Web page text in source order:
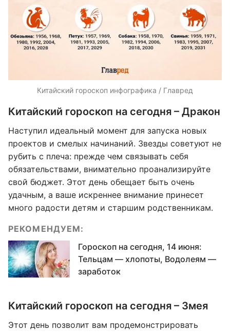
Китайский гороскоп инфографика / Главред
Китайский гороскоп на сегодня – Дракон
Наступил идеальный момент для запуска новых
проектов и смелых начинаний. Звезды советуют не
рубить с плеча: прежде чем связывать себя
обязательствами, внимательно проанализируйте
свой бюджет. Этот день обещает быть очень
удачным, а ваше искреннее внимание принесет
много радости детям и старшим родственникам.
РЕКОМЕНДУЕМ:
Гороскоп на сегодня, 14 июня:
Тельцам — хлопоты, Водолеям —
заработок
Китайский гороскоп на сегодня – Змея
Этот день позволит вам продемонстрировать